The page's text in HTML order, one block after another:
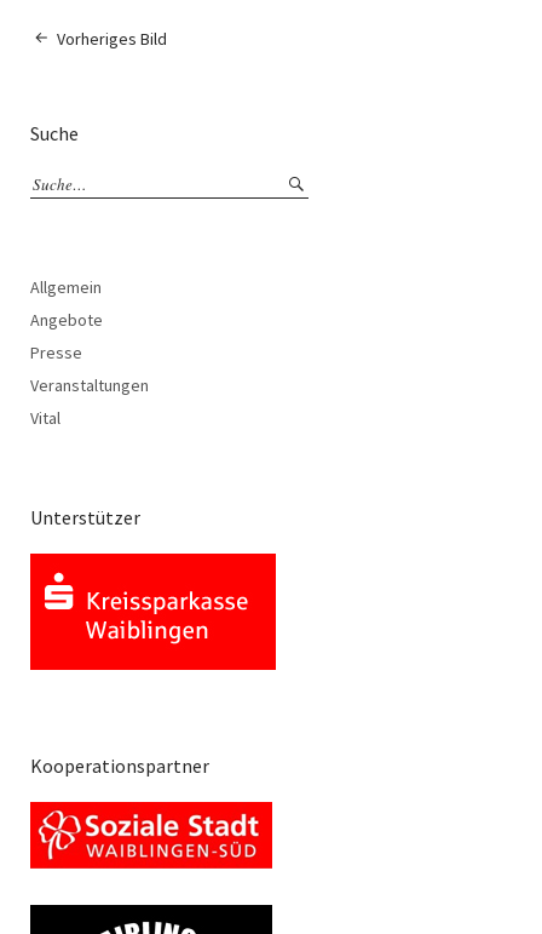
Vorheriges Bild
Suche
Allgemein
Angebote
Presse
Veranstaltungen
Vital
Unterstützer
Kooperationspartner